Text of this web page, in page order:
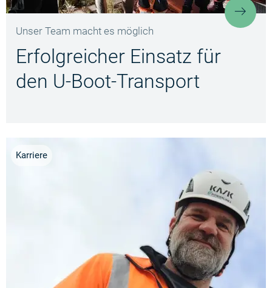
Erfolgreicher Einsatz für
den U-Boot-Transport
Unser Team macht es möglich
Karriere